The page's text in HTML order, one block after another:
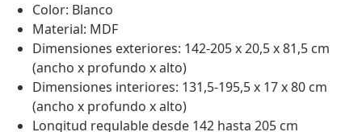
Color: Blanco
Material: MDF
Dimensiones exteriores: 142-205 x 20,5 x 81,5 cm
(ancho x profundo x alto)
Dimensiones interiores: 131,5-195,5 x 17 x 80 cm
(ancho x profundo x alto)
Longitud regulable desde 142 hasta 205 cm